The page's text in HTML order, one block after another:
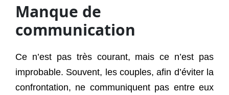
Manque de
communication
Ce n’est pas très courant, mais ce n’est pas
improbable. Souvent, les couples, afin d’éviter la
confrontation, ne communiquent pas entre eux